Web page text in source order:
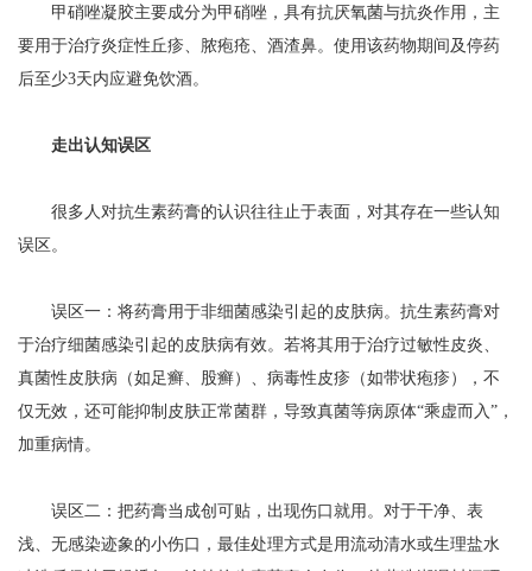
甲硝唑凝胶主要成分为甲硝唑，具有抗厌氧菌与抗炎作用，主
要用于治疗炎症性丘疹、脓疱疮、酒渣鼻。使用该药物期间及停药
后至少3天内应避免饮酒。
走出认知误区
很多人对抗生素药膏的认识往往止于表面，对其存在一些认知
误区。
误区一：将药膏用于非细菌感染引起的皮肤病。抗生素药膏对
于治疗细菌感染引起的皮肤病有效。若将其用于治疗过敏性皮炎、
真菌性皮肤病（如足癣、股癣）、病毒性皮疹（如带状疱疹），不
仅无效，还可能抑制皮肤正常菌群，导致真菌等病原体“乘虚而入”，
加重病情。
误区二：把药膏当成创可贴，出现伤口就用。对于干净、表
浅、无感染迹象的小伤口，最佳处理方式是用流动清水或生理盐水